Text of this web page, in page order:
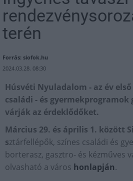
terén
Forrás: siofok.hu
2024.03.28. 08:30
Húsvéti Nyuladalom - az év
családi - és
várják az érdeklődőket.
Március 29. és április 1. között
sztárfellépők, színes családi és
borterasz, gasztro- és kézműves
olvasható a város honlapján.